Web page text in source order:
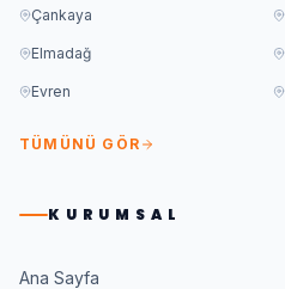
Çankaya
Elmadağ
Evren
TÜMÜNÜ GÖR
KURUMSAL
Ana Sayfa